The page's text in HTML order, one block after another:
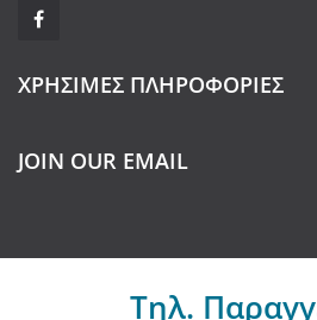
ΧΡΉΣΙΜΕΣ ΠΛΗΡΟΦΟΡΊΕΣ
JOIN OUR EMAIL
Τηλ.